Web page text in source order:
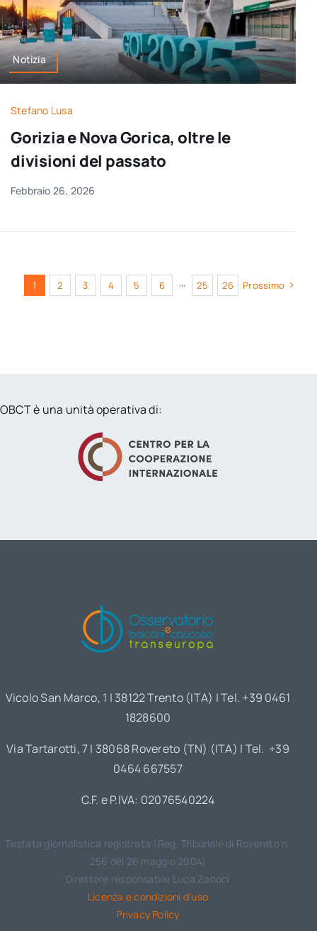
Notizia
Stefano Lusa
Gorizia e Nova Gorica, oltre le
divisioni del passato
Febbraio 26, 2026
1 2 3 4 5 6 ··· 25 26 Prossimo
OBCT è una unità operativa di:
Vicolo San Marco, 1 | 38122 Trento (ITA) | Tel. +39 0461
1828600
Via Tartarotti, 7 | 38068 Rovereto (TN) (ITA) | Tel. +39
0464 667557
C.F. e P.IVA: 02076540224
Testata giornalistica registrata (Reg. Tribunale di Rovereto n.
256 del 26 maggio 2004)
Direttore responsabile Luca Zanoni
Licenza e condizioni d’uso
Privacy Policy